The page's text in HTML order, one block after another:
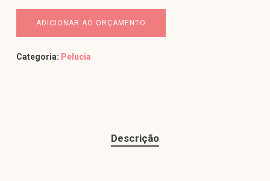
ADICIONAR AO ORÇAMENTO
Categoria: Pelucia
Descrição